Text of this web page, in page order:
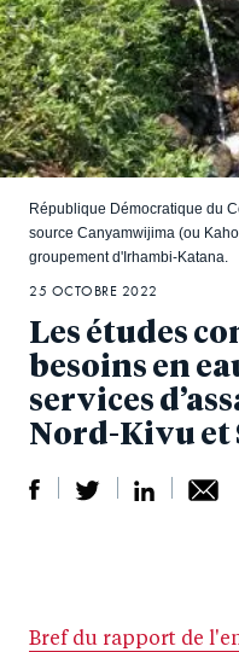
Les études
besoins en
services
Nord-Kivu et
République Démocratique du
source Canyamwijima (ou
groupement d'Irhambi-Katana.
r
e
r
by
25 OCTOBRE 2022
Bref du rapport de